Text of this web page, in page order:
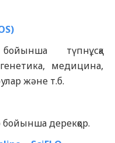
түпнұсқа
медицина,
және т.б.
дерекқор.